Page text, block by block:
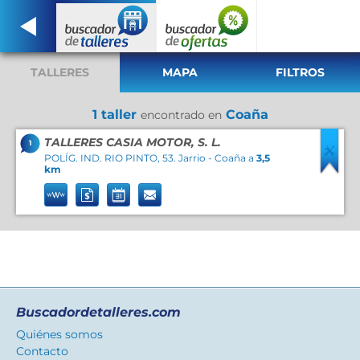
TALLERES MAPA FILTROS
1 taller encontrado en Coaña
1 TALLERES CASIA MOTOR, S. L.
POLÍG. IND. RIO PINTO, 53. Jarrio - Coaña a 3,5
km
Buscadordetalleres.com
Quiénes somos
Contacto